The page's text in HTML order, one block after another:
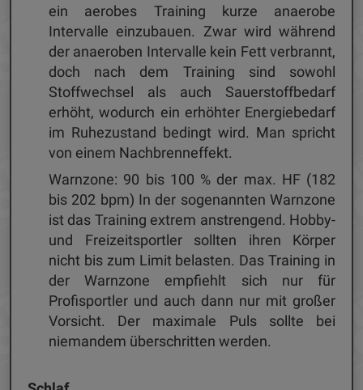
ein aerobes Training kurze anaerobe
Intervalle einzubauen. Zwar wird während
der anaeroben Intervalle kein Fett verbrannt,
doch nach dem Training sind sowohl
Stoffwechsel als auch Sauerstoffbedarf
erhöht, wodurch ein erhöhter Energiebedarf
im Ruhezustand bedingt wird. Man spricht
von einem Nachbrenneffekt.
Warnzone: 90 bis 100 % der max. HF (182
bis 202 bpm) In der sogenannten Warnzone
ist das Training extrem anstrengend. Hobby-
und Freizeitsportler sollten ihren Körper
nicht bis zum Limit belasten. Das Training in
der Warnzone empfiehlt sich nur für
Profisportler und auch dann nur mit großer
Vorsicht. Der maximale Puls sollte bei
niemandem überschritten werden.